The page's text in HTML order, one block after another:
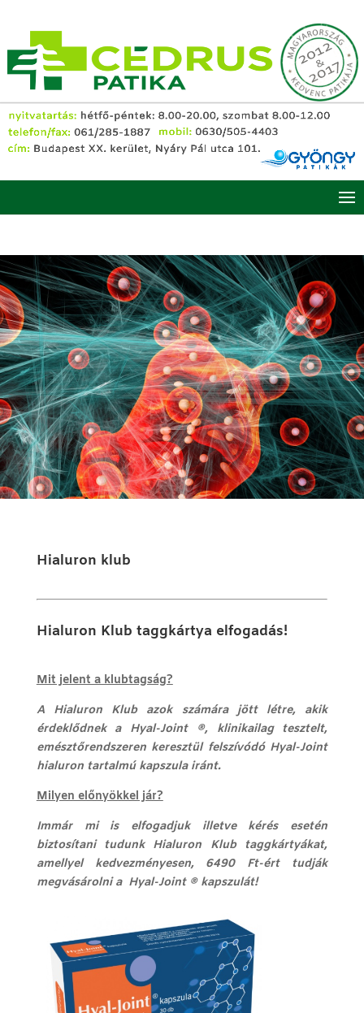
Hialuron klub
Hialuron Klub taggkártya elfogadás!
Mit jelent a klubtagság?
A Hialuron Klub azok számára jött létre, akik
érdeklődnek a Hyal-Joint
®, klinikailag tesztelt,
emésztőrendszeren keresztül felszívódó Hyal-Joint
hialuron tartalmú kapszula iránt.
Milyen előnyökkel jár?
Immár mi is elfogadjuk illetve kérés esetén
biztosítani tudunk Hialuron Klub taggkártyákat,
amellyel kedvezményesen, 6490 Ft-ért tudják
megvásárolni a Hyal-Joint ®kapszulát!